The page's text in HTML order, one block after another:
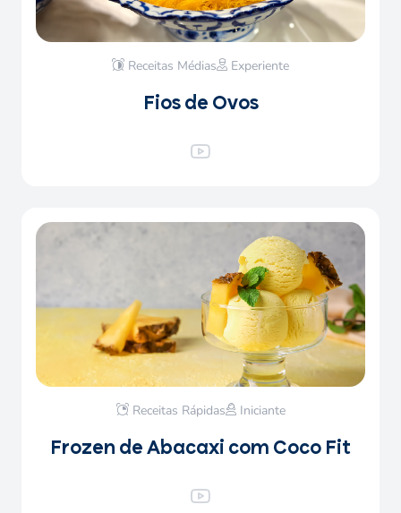
Receitas Médias Experiente
Fios de Ovos
Receitas Rápidas Iniciante
Frozen de Abacaxi com Coco Fit